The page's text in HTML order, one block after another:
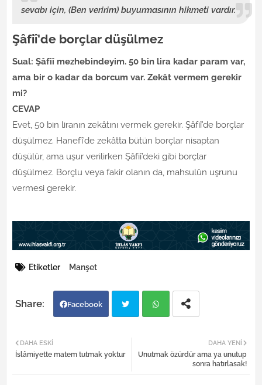
sevabı için, (Ben veririm) buyurmasının hikmeti vardır.
Şâfiî'de borçlar düşülmez
Sual: Şâfiî mezhebindeyim. 50 bin lira kadar param var,
ama bir o kadar da borcum var. Zekât vermem gerekir
mi?
CEVAP
Evet, 50 bin liranın zekâtını vermek gerekir. Şâfiî’de borçlar
düşülmez. Hanefî’de zekâtta bütün borçlar nisaptan
düşülür, ama uşur verilirken Şâfiî’deki gibi borçlar
düşülmez. Borçlu veya fakir olanın da, mahsulün uşrunu
vermesi gerekir.
Etiketler Manşet
Facebook
tter atsa
DAHA YENI
Unutmak özürdür ama ya unutup
sonra hatırlasak!
DAHA ESKI
İslâmiyette matem tutmak yoktur